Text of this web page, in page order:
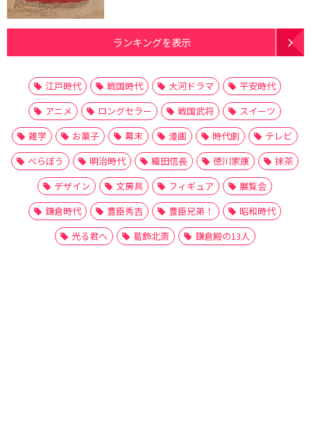
ランキングを表示
江戸時代 戦国時代 大河ドラマ
平安時代
アニメ
ロングセラー 戦国武将
スイーツ
雑学
お菓子 幕末 漫画 時代劇
テレビ
べらぼう
明治時代 織田信長 徳川家康
抹茶
デザイン
文房具 フィギュア
展覧会
鎌倉時代
豊臣秀吉 豊臣兄弟！
昭和時代
光る君へ
葛飾北斎 鎌倉殿の13人